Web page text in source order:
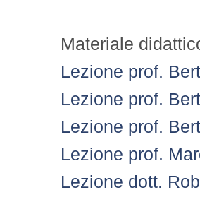
Materiale
Lezione prof.
Lezione prof.
Lezione prof.
Lezione prof.
Lezione dott.